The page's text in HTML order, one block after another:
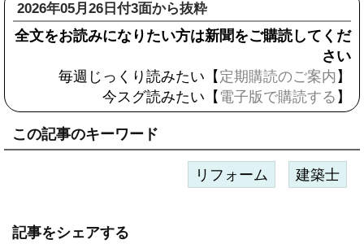
2026年05月26日付3面から抜粋
全文をお読みになりたい方は新聞をご購読してくだ
さい
毎週じっくり読みたい【 定期購読のご案内 】
今スグ読みたい【 電子版で購読する 】
この記事のキーワード
リフォーム 建築士
記事をシェアする